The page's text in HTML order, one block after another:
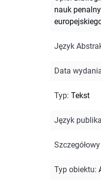
nauk
Język
Data
Typ: Tekst
Język
Typ obiektu: